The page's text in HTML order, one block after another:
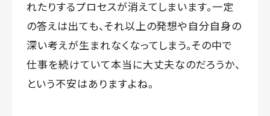
れたりするプロセスが消えてしまいます。一定
の答えは出ても、それ以上の発想や自分自身の
深い考えが生まれなくなってしまう。その中で
仕事を続けていて本当に大丈夫なのだろうか、
という不安はありますよね。